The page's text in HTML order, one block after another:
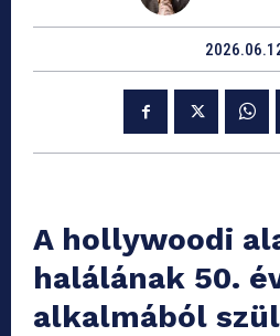
A hollywoodi
halálának 50.
alkalmából